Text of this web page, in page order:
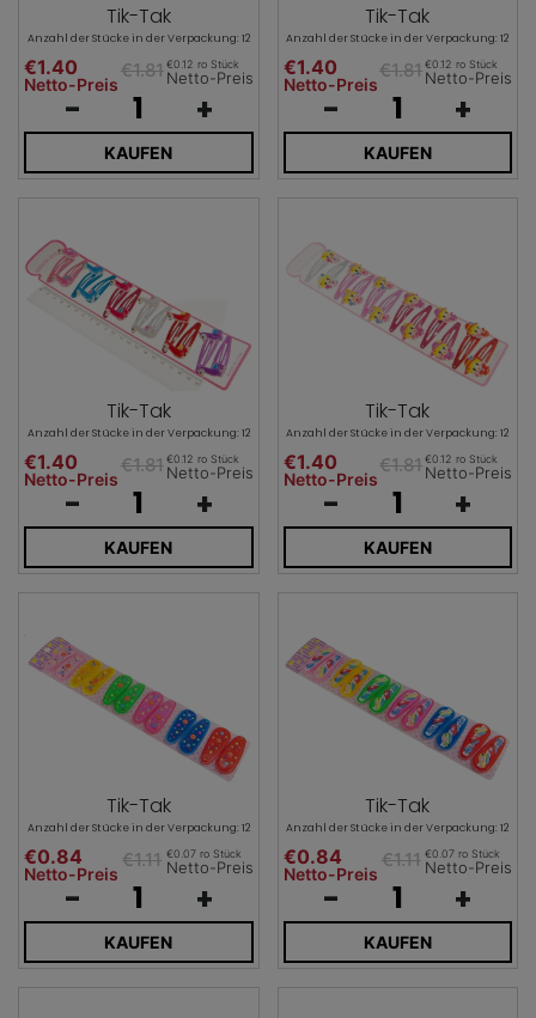
Tik-Tak
Anzahl der Stücke in der Verpackung: 12
€1.40
Netto-Preis
€1.81 €0.12 ro Stück
Netto-Preis
- +
KAUFEN
Tik-Tak
Anzahl der Stücke in der Verpackung: 12
€1.40
Netto-Preis
€1.81€0.12 ro Stück
Netto-Preis
- +
KAUFEN
Tik-Tak
Anzahl der Stücke in der Verpackung: 12
€1.40
Netto-Preis
€1.81 €0.12 ro Stück
Netto-Preis
- +
KAUFEN
Tik-Tak
Anzahl der Stücke in der Verpackung: 12
€1.40
Netto-Preis
€1.81€0.12 ro Stück
Netto-Preis
- +
KAUFEN
Tik-Tak
Anzahl der Stücke in der Verpackung: 12
€0.84
Netto-Preis
€1.11 €0.07 ro Stück
Netto-Preis
- +
KAUFEN
Tik-Tak
Anzahl der Stücke in der Verpackung: 12
€0.84
Netto-Preis
€1.11 €0.07 ro Stück
Netto-Preis
- +
KAUFEN